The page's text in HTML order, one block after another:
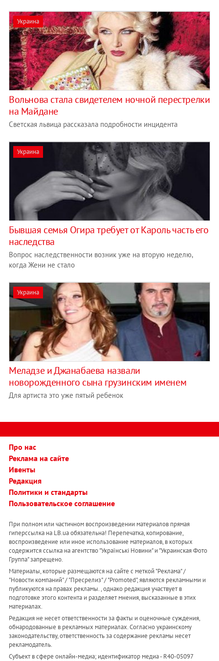
Украина
Вольнова стала свидетелем ночной перестрелки
на Майдане
Светская львица рассказала подробности инцидента
Украина
Бывшая семья Огира требует от Кароль часть его
наследства
Вопрос наследственности возник уже на вторую неделю,
когда Жени не стало
Украина
Меладзе и Джанабаева назвали
новорожденного сына грузинским именем
Для артиста это уже пятый ребенок
Про нас
Реклама на сайте
Ивенты
Редакция
Политики и стандарты
Пользовательское соглашение
При полном или частичном воспроизведении материалов прямая
гиперссылка на LB.ua обязательна! Перепечатка, копирование,
воспроизведение или иное использование материалов, в которых
содержится ссылка на агентство "Українськi Новини" и "Украинская Фото
Группа" запрещено.
Материалы, которые размещаются на сайте с меткой "Реклама" /
"Новости компаний" / "Пресрелиз" / "Promoted", являются рекламными и
публикуются на правах рекламы. , однако редакция участвует в
подготовке этого контента и разделяет мнения, высказанные в этих
материалах.
Редакция не несет ответственности за факты и оценочные суждения,
обнародованные в рекламных материалах. Согласно украинскому
законодательству, ответственность за содержание рекламы несет
рекламодатель.
Субъект в сфере онлайн-медиа; идентификатор медиа - R40-05097